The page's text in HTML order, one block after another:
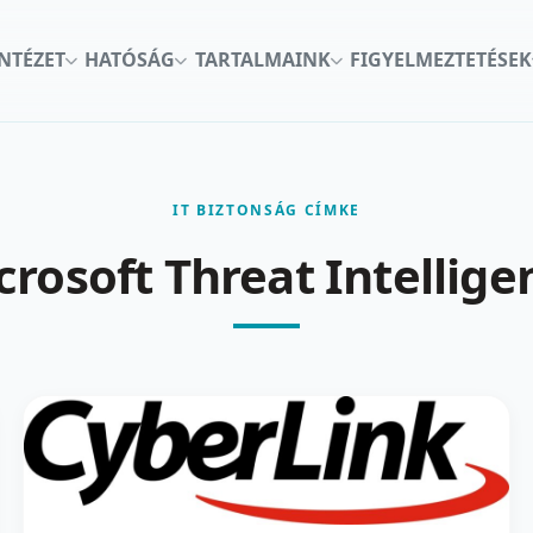
HATÓSÁG TARTALMAINK FIGYELMEZTETÉSEK
IT BIZTONSÁG CÍMKE
Threat